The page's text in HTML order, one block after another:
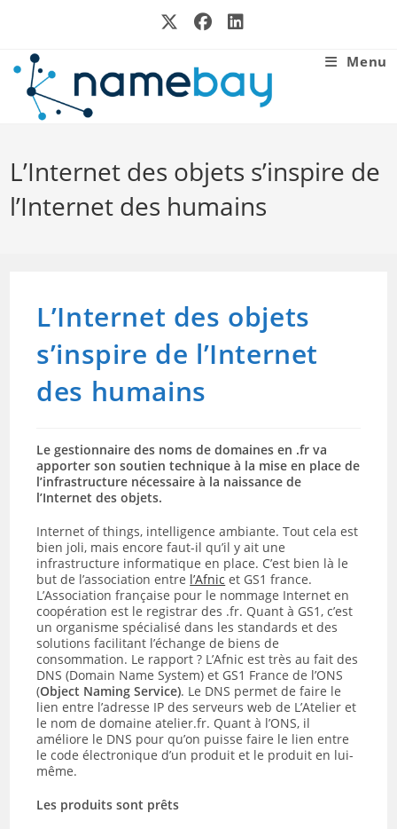
Menu
L’Internet des objets s’inspire de
l’Internet des humains
L’Internet des objets
s’inspire de l’Internet
des humains
Le gestionnaire des noms de domaines en .fr va
apporter son soutien technique à la mise en place de
l’infrastructure nécessaire à la naissance de
l’Internet des objets.
Internet of things, intelligence ambiante. Tout cela est
bien joli, mais encore faut-il qu’il y ait une
infrastructure informatique en place. C’est bien là le
but de l’association entre l’Afnic et GS1 france.
L’Association française pour le nommage Internet en
coopération est le registrar des .fr. Quant à GS1, c’est
un organisme spécialisé dans les standards et des
solutions facilitant l’échange de biens de
consommation. Le rapport ? L’Afnic est très au fait des
DNS (Domain Name System) et GS1 France de l’ONS
(Object Naming Service). Le DNS permet de faire le
lien entre l’adresse IP des serveurs web de L’Atelier et
le nom de domaine atelier.fr. Quant à l’ONS, il
améliore le DNS pour qu’on puisse faire le lien entre
le code électronique d’un produit et le produit en lui-
même.
Les produits sont prêts